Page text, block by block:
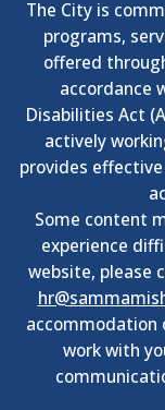
The City is
programs,
offered
accordance
Disabilities Act
actively
provides
Some content
experience
website, please
accommodation
work with